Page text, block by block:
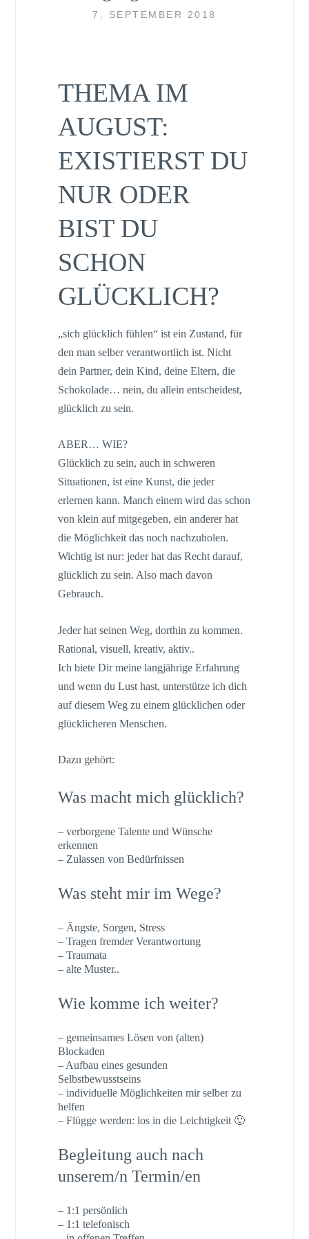
7. SEPTEMBER 2018
THEMA IM
AUGUST:
EXISTIERST DU
NUR ODER
BIST DU
SCHON
GLÜCKLICH?
„sich glücklich fühlen“ ist ein Zustand, für
den man selber verantwortlich ist. Nicht
dein Partner, dein Kind, deine Eltern, die
Schokolade… nein, du allein entscheidest,
glücklich zu sein.
ABER… WIE?
Glücklich zu sein, auch in schweren
Situationen, ist eine Kunst, die jeder
erlernen kann. Manch einem wird das schon
von klein auf mitgegeben, ein anderer hat
die Möglichkeit das noch nachzuholen.
Wichtig ist nur: jeder hat das Recht darauf,
glücklich zu sein. Also mach davon
Gebrauch.
Jeder hat seinen Weg, dorthin zu kommen.
Rational, visuell, kreativ, aktiv..
Ich biete Dir meine langjährige Erfahrung
und wenn du Lust hast, unterstütze ich dich
auf diesem Weg zu einem glücklichen oder
glücklicheren Menschen.
Dazu gehört:
Was macht mich glücklich?
– verborgene Talente und Wünsche
erkennen
– Zulassen von Bedürfnissen
Was steht mir im Wege?
– Ängste, Sorgen, Stress
– Tragen fremder Verantwortung
– Traumata
– alte Muster..
Wie komme ich weiter?
– gemeinsames Lösen von (alten)
Blockaden
– Aufbau eines gesunden
Selbstbewusstseins
– individuelle Möglichkeiten mir selber zu
helfen
– Flügge werden: los in die Leichtigkeit 🙂
Begleitung auch nach
unserem/n Termin/en
– 1:1 persönlich
– 1:1 telefonisch